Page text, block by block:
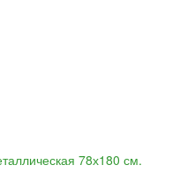
78х180 см.